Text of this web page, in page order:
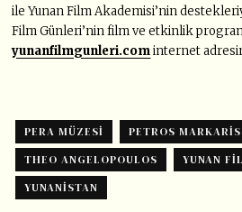
ile Yunan Film Akademisi’nin
Film Günleri’nin film ve etkinlik
yunanfilmgunleri.cominternet adre
PERA MÜZESI
PETROS MARKARIS
THEO ANGELOPOULOS
YUNAN
YUNANISTAN